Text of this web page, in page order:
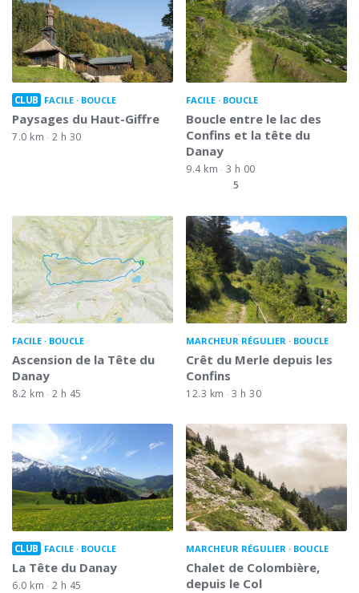
CLUB FACILE BOUCLE
Paysages du Haut-Giffre
7.0 km 2 h 30
FACILE BOUCLE
Boucle entre le lac des
Confins et la tête du
Danay
9.4 km
3 h 00
5
FACILE BOUCLE
Ascension de la Tête du
Danay
8.2 km 2 h 45
MARCHEUR RÉGULIER BOUCLE
Crêt du Merle depuis les
Confins
12.3 km 3 h 30
CLUB FACILE BOUCLE
La Tête du Danay
6.0 km 2 h 45
MARCHEUR RÉGULIER BOUCLE
Chalet de Colombière,
depuis le Col